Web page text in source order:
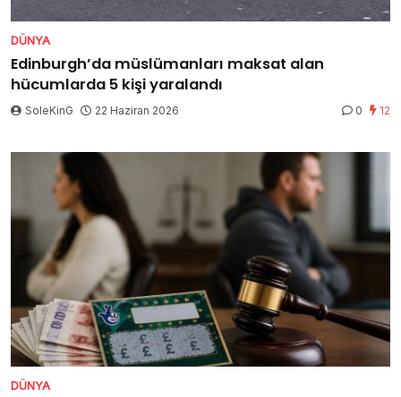
DÜNYA
Edinburgh’da müslümanları maksat alan
hücumlarda 5 kişi yaralandı
SoleKinG 22 Haziran 2026 0 12
DÜNYA